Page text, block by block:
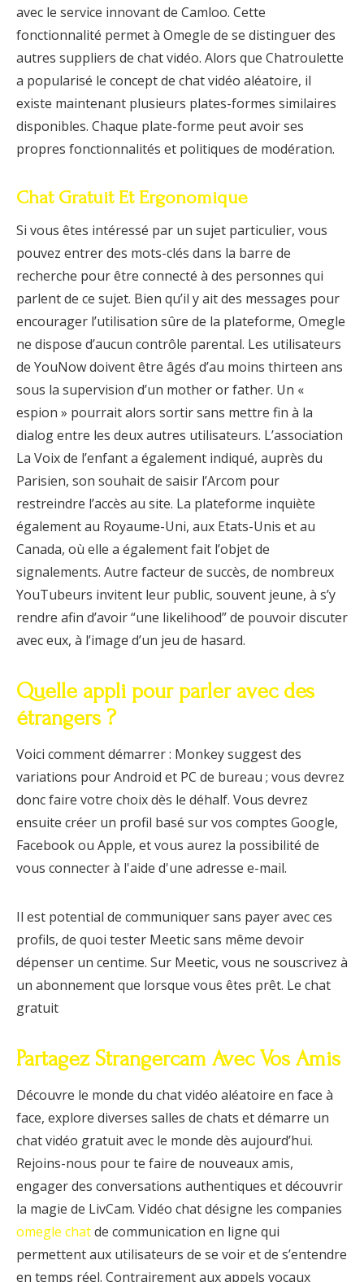
avec le service innovant de Camloo. Cette
fonctionnalité permet à Omegle de se distinguer des
autres suppliers de chat vidéo. Alors que Chatroulette
a popularisé le concept de chat vidéo aléatoire, il
existe maintenant plusieurs plates-formes similaires
disponibles. Chaque plate-forme peut avoir ses
propres fonctionnalités et politiques de modération.
Chat Gratuit Et Ergonomique
Si vous êtes intéressé par un sujet particulier, vous
pouvez entrer des mots-clés dans la barre de
recherche pour être connecté à des personnes qui
parlent de ce sujet. Bien qu’il y ait des messages pour
encourager l’utilisation sûre de la plateforme, Omegle
ne dispose d’aucun contrôle parental. Les utilisateurs
de YouNow doivent être âgés d’au moins thirteen ans
sous la supervision d’un mother or father. Un «
espion » pourrait alors sortir sans mettre fin à la
dialog entre les deux autres utilisateurs. L’association
La Voix de l’enfant a également indiqué, auprès du
Parisien, son souhait de saisir l’Arcom pour
restreindre l’accès au site. La plateforme inquiète
également au Royaume-Uni, aux Etats-Unis et au
Canada, où elle a également fait l’objet de
signalements. Autre facteur de succès, de nombreux
YouTubeurs invitent leur public, souvent jeune, à s’y
rendre afin d’avoir “une likelihood” de pouvoir discuter
avec eux, à l’image d’un jeu de hasard.
Quelle appli pour parler avec des
étrangers ?
Voici comment démarrer : Monkey suggest des
variations pour Android et PC de bureau ; vous devrez
donc faire votre choix dès le déhalf. Vous devrez
ensuite créer un profil basé sur vos comptes Google,
Facebook ou Apple, et vous aurez la possibilité de
vous connecter à l'aide d'une adresse e-mail.
Il est potential de communiquer sans payer avec ces
profils, de quoi tester Meetic sans même devoir
dépenser un centime. Sur Meetic, vous ne souscrivez à
un abonnement que lorsque vous êtes prêt. Le chat
gratuit
Partagez Strangercam Avec Vos Amis
Découvre le monde du chat vidéo aléatoire en face à
face, explore diverses salles de chats et démarre un
chat vidéo gratuit avec le monde dès aujourd’hui.
Rejoins-nous pour te faire de nouveaux amis,
engager des conversations authentiques et découvrir
la magie de LivCam. Vidéo chat désigne les companies
omegle chatde communication en ligne qui
permettent aux utilisateurs de se voir et de s’entendre
en temps réel. Contrairement aux appels vocaux